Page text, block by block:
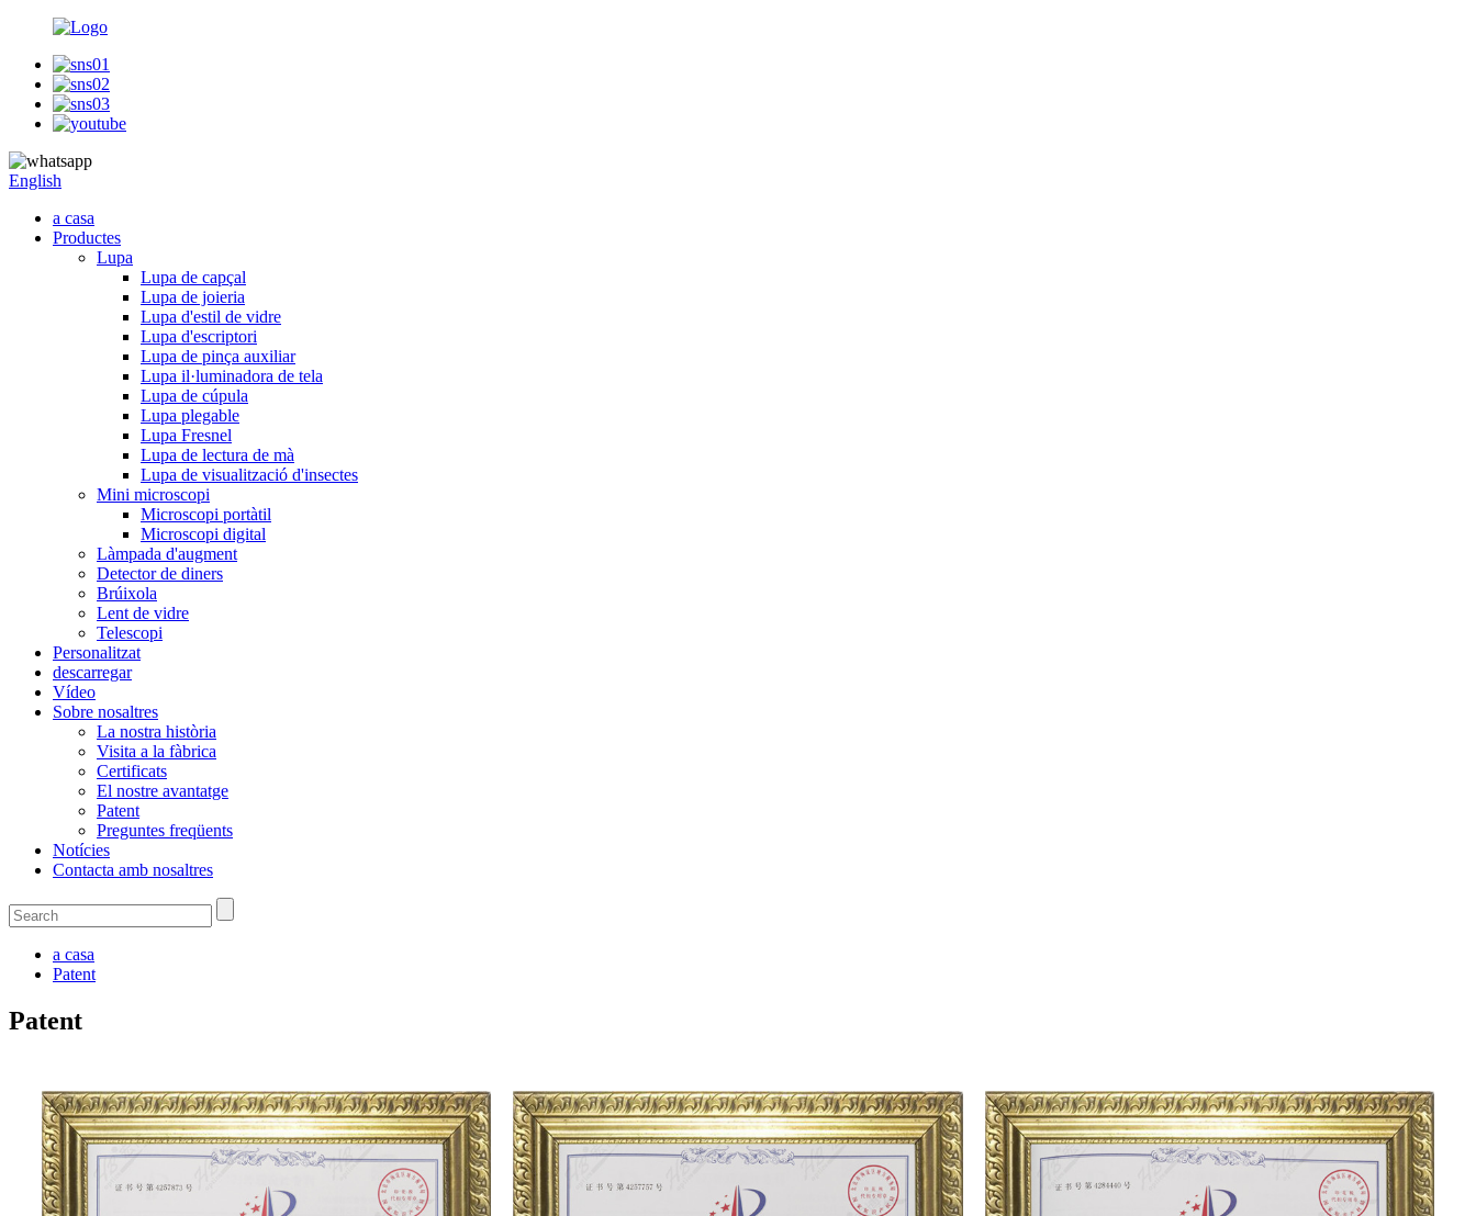
English
a casa
Productes
Lupa
Lupa de capçal
Lupa de joieria
Lupa d'estil de vidre
Lupa d'escriptori
Lupa de pinça auxiliar
Lupa il·luminadora de tela
Lupa de cúpula
Lupa plegable
Lupa Fresnel
Lupa de lectura de mà
Lupa de visualització d'insectes
Mini microscopi
Microscopi portàtil
Microscopi digital
Làmpada d'augment
Detector de diners
Brúixola
Lent de vidre
Telescopi
Personalitzat
descarregar
Vídeo
Sobre nosaltres
La nostra història
Visita a la fàbrica
Certificats
El nostre avantatge
Patent
Preguntes freqüents
Notícies
Contacta amb nosaltres
a casa
Patent
Patent